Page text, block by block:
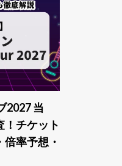
2027 当
！チケット
率予想・